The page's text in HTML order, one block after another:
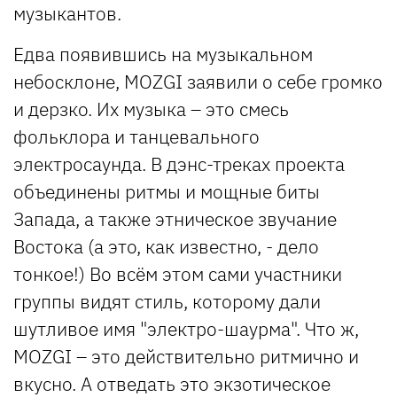
музыкантов.
Едва появившись на музыкальном
небосклоне, MOZGI заявили о себе громко
и дерзко. Их музыка – это смесь
фольклора и танцевального
электросаунда. В дэнс-треках проекта
объединены ритмы и мощные биты
Запада, а также этническое звучание
Востока (а это, как известно, - дело
тонкое!) Во всём этом сами участники
группы видят стиль, которому дали
шутливое имя "электро-шаурма". Что ж,
MOZGI – это действительно ритмично и
вкусно. А отведать это экзотическое